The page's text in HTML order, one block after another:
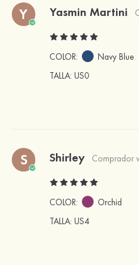
Y Yasmin Martini
COLOR:
Navy Blue
TALLA: US0
S Shirley Comprador
COLOR:
Orchid
TALLA: US4